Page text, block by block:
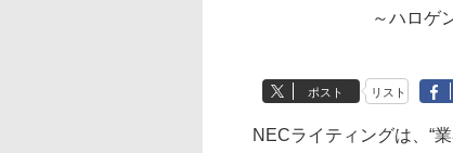
～ハロゲ
ポスト リスト
NECライティングは、“